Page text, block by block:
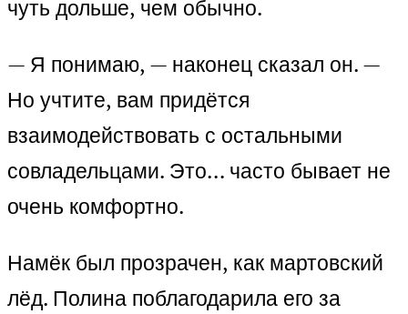
чуть дольше, чем обычно.
— Я понимаю, — наконец сказал он. —
Но учтите, вам придётся
взаимодействовать с остальными
совладельцами. Это… часто бывает не
очень комфортно.
Намёк был прозрачен, как мартовский
лёд. Полина поблагодарила его за